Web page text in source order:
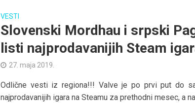
VESTI
Slovenski Mordhau i srpski
listi najprodavanijih Steam
27. maja 2019.
Odlične vesti iz regiona!!! Valve je po prvi put do
najprodavanijih igara na Steamu za prethodni mesec, a